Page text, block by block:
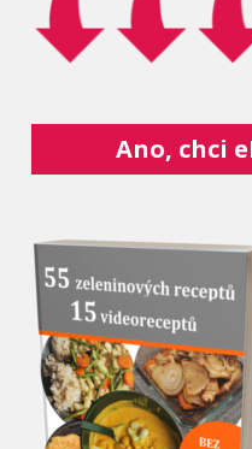
Ano, chci